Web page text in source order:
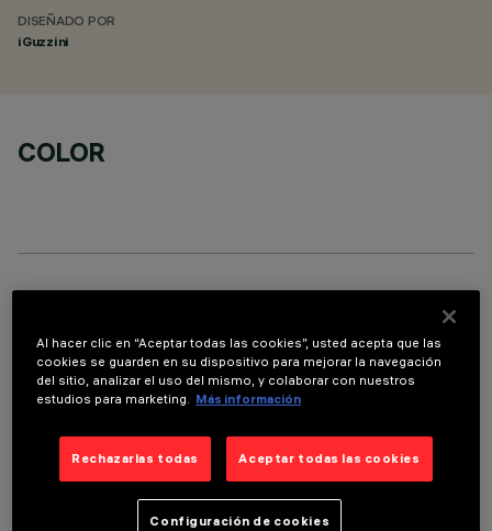
DISEÑADO POR
iGuzzini
COLOR
COMPONENTES OPCIONALES
Al hacer clic en “Aceptar todas las cookies”, usted acepta que las
cookies se guarden en su dispositivo para mejorar la navegación
del sitio, analizar el uso del mismo, y colaborar con nuestros
estudios para marketing. Más información
Rechazarlas todas Aceptar todas las cookies
Configuración de cookies